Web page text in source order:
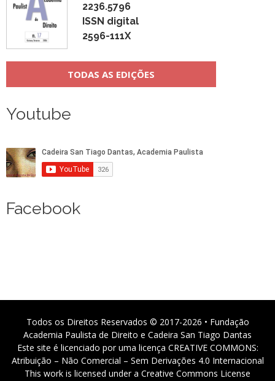
2236.5796
ISSN digital
2596-111X
TODAS AS EDIÇÕES
Youtube
Facebook
Todos os Direitos Reservados © 2017-2026 • Fundação
Academia Paulista de Direito e Cadeira San Tiago Dantas
Este site é licenciado por uma licença CREATIVE COMMONS:
Atribuição – Não Comercial – Sem Derivações 4.0 Internacional
This work is licensed under a Creative Commons License